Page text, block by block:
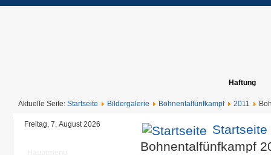
Haftung
Aktuelle Seite: Startseite Bildergalerie Bohnentalfünfkampf 2011
Freitag, 7. August 2026 Startseite
Bohnentalfünfkampf